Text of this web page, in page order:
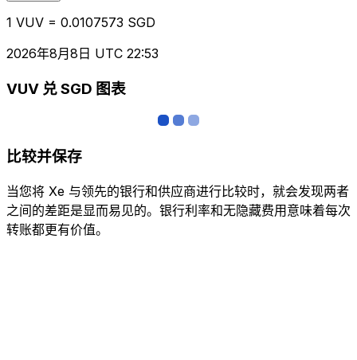
1 VUV = 0.0107573 SGD
2026年8月8日 UTC 22:53
VUV 兑 SGD 图表
比较并保存
当您将 Xe 与领先的银行和供应商进行比较时，就会发现两者
之间的差距是显而易见的。银行利率和无隐藏费用意味着每次
转账都更有价值。